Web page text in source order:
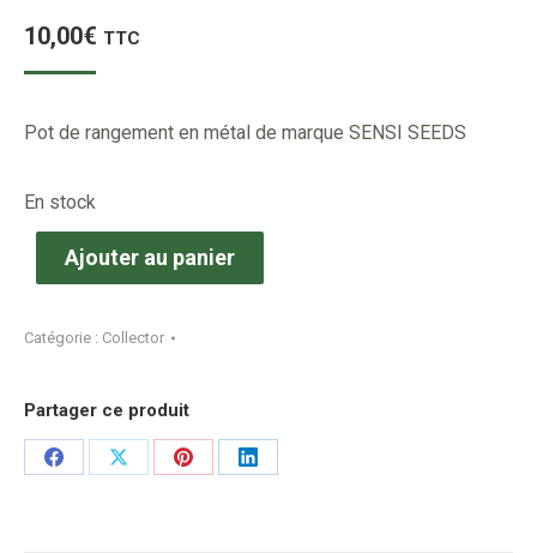
10,00€ TTC
Pot de rangement en métal de marque SENSI SEEDS
En stock
Ajouter au panier
Catégorie : Collector
Partager ce produit
Share
Share
Share
Share